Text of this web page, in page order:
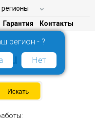
регионы
регион - ?
Нет
Гарантия Контакты